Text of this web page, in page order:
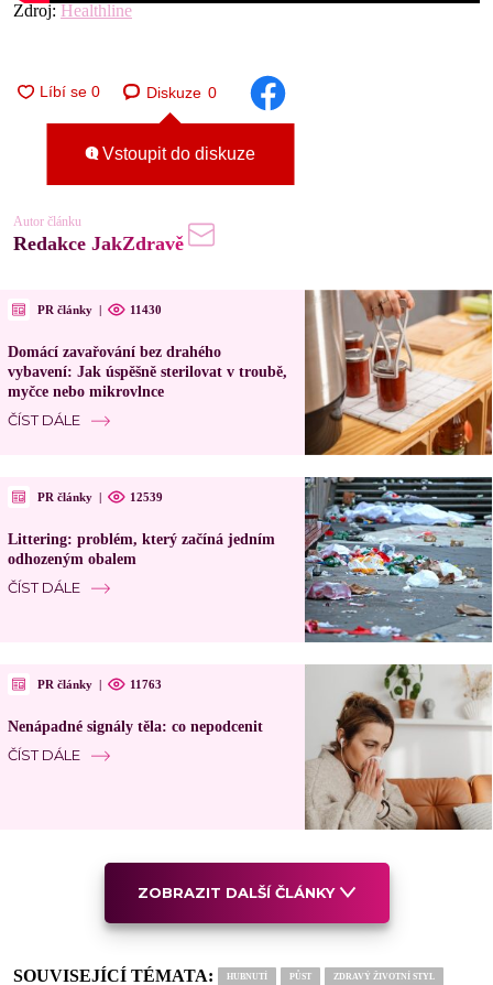
Zdroj: Healthline
Diskuze 0
Vstoupit do diskuze
Autor článku
Redakce JakZdravě
PR články | 11430
Domácí zavařování bez drahého
vybavení: Jak úspěšně sterilovat v troubě,
myčce nebo mikrovlnce
ČÍST DÁLE
PR články | 12539
Littering: problém, který začíná jedním
odhozeným obalem
ČÍST DÁLE
PR články | 11763
Nenápadné signály těla: co nepodcenit
ČÍST DÁLE
ZOBRAZIT DALŠÍ ČLÁNKY
SOUVISEJÍCÍ TÉMATA: HUBNUTÍ PŮST ZDRAVÝ ŽIVOTNÍ STYL